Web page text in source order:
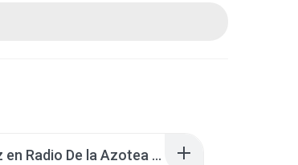
Eduardo Giménez en Radio De la Azotea 240129.mp3